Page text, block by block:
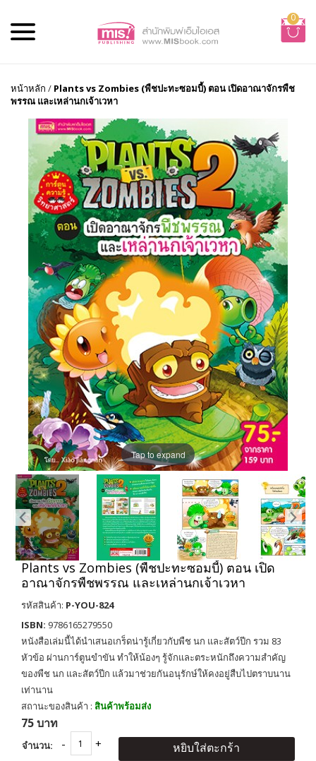
0
หน้าหลัก / Plants vs Zombies (พืชปะทะซอมบี้) ตอน เปิดอาณาจักรพืช
พรรณ และเหล่านกเจ้าเวหา
Tap to expand
Plants vs Zombies (พืชปะทะซอมบี้) ตอน เปิด
อาณาจักรพืชพรรณ และเหล่านกเจ้าเวหา
รหัสสินค้า: P-YOU-824
ISBN: 9786165279550
หนังสือเล่มนี้ได้นำเสนอเกร็ดน่ารู้เกี่ยวกับพืช นก และสัตว์ปีก รวม 83
หัวข้อ ผ่านการ์ตูนขำขัน ทำให้น้องๆ รู้จักและตระหนักถึงความสำคัญ
ของพืช นก และสัตว์ปีก แล้วมาช่วยกันอนุรักษ์ให้คงอยู่สืบไปตราบนาน
เท่านาน
สถานะของสินค้า : สินค้าพร้อมส่ง
75 บาท
จำนวน: หยิบใส่ตะกร้า